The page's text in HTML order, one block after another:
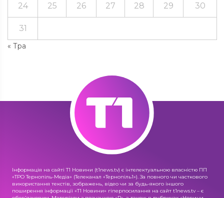
« Тра
24 25 26 27 28 29 30
31
Інформація на сайті Т1 Новини (t1news.tv) є інтелектуальною власністю ПП
«ТРО Тернопіль-Медіа» (Телеканал «Тернопіль1»). За повного чи часткового
використання текстів, зображень, відео чи за будь-якого іншого
поширення інформації «Т1 Новини» гіперпосилання на сайт t1news.tv – є